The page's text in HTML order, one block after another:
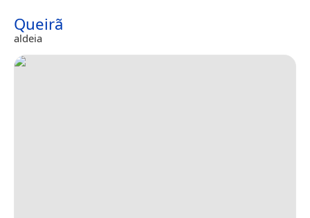
Queirã
aldeia